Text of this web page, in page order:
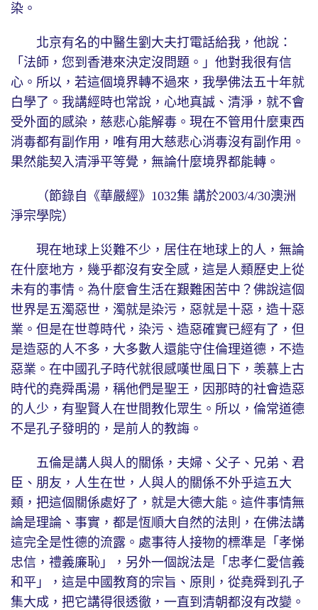
染。
北京有名的中醫生劉大夫打電話給我，他說：
「法師，您到香港來決定沒問題。」他對我很有信
心。所以，若這個境界轉不過來，我學佛法五十年就
白學了。我講經時也常說，心地真誠、清淨，就不會
受外面的感染，慈悲心能解毒。現在不管用什麼東西
消毒都有副作用，唯有用大慈悲心消毒沒有副作用。
果然能契入清淨平等覺，無論什麼境界都能轉。
（節錄自《華嚴經》1032集 講於2003/4/30澳洲
淨宗學院）
現在地球上災難不少，居住在地球上的人，無論
在什麼地方，幾乎都沒有安全感，這是人類歷史上從
未有的事情。為什麼會生活在艱難困苦中？佛說這個
世界是五濁惡世，濁就是染污，惡就是十惡，造十惡
業。但是在世尊時代，染污、造惡確實已經有了，但
是造惡的人不多，大多數人還能守住倫理道德，不造
惡業。在中國孔子時代就很感嘆世風日下，羡慕上古
時代的堯舜禹湯，稱他們是聖王，因那時的社會造惡
的人少，有聖賢人在世間教化眾生。所以，倫常道德
不是孔子發明的，是前人的教誨。
五倫是講人與人的關係，夫婦、父子、兄弟、君
臣、朋友，人生在世，人與人的關係不外乎這五大
類，把這個關係處好了，就是大德大能。這件事情無
論是理論、事實，都是恆順大自然的法則，在佛法講
這完全是性德的流露。處事待人接物的標準是「孝悌
忠信，禮義廉恥」，另外一個說法是「忠孝仁愛信義
和平」，這是中國教育的宗旨、原則，從堯舜到孔子
集大成，把它講得很透徹，一直到清朝都沒有改變。